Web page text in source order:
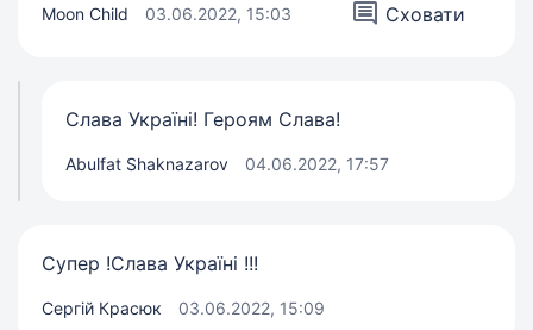
Moon Child 03.06.2022, 15:03 Сховати
Слава Україні! Героям Слава!
Abulfat Shaknazarov 04.06.2022, 17:57
Супер !Слава Україні !!!
Сергій Красюк 03.06.2022, 15:09